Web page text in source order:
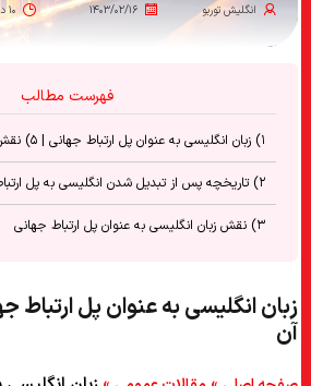
انگلیش‌ توربو ۱۴۰۳/۰۲/۱۶ ۱۰ دقیقه
فهرست مطالب
آن